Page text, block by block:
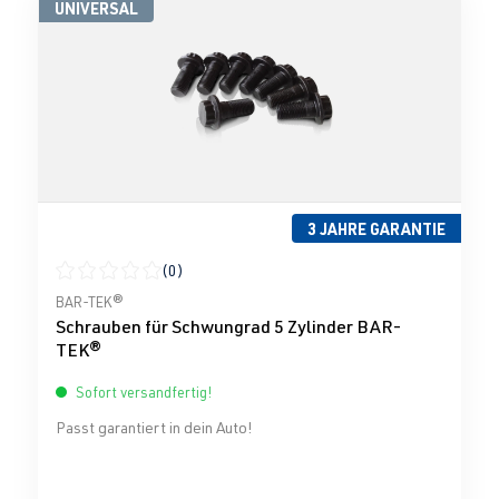
UNIVERSAL
3 JAHRE GARANTIE
Durchschnittliche Bewertung von 0 von 5 Sternen
(0)
BAR-TEK®
Schrauben für Schwungrad 5 Zylinder BAR-
TEK®
Sofort versandfertig!
Passt garantiert in dein Auto!